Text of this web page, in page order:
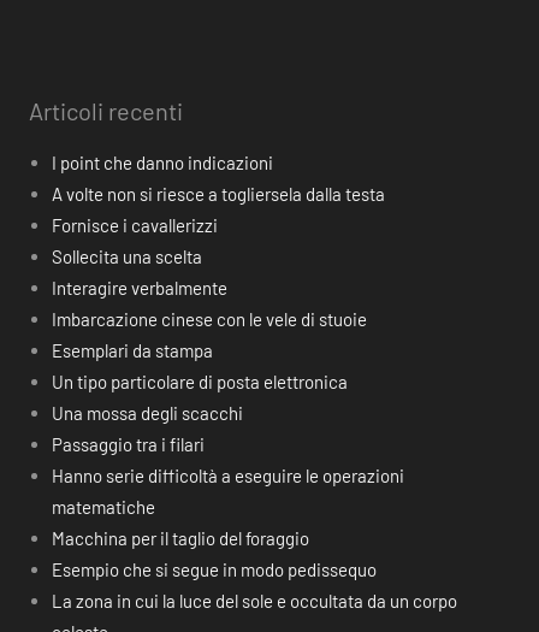
Articoli recenti
I point che danno indicazioni
A volte non si riesce a togliersela dalla testa
Fornisce i cavallerizzi
Sollecita una scelta
Interagire verbalmente
Imbarcazione cinese con le vele di stuoie
Esemplari da stampa
Un tipo particolare di posta elettronica
Una mossa degli scacchi
Passaggio tra i filari
Hanno serie difficoltà a eseguire le operazioni
matematiche
Macchina per il taglio del foraggio
Esempio che si segue in modo pedissequo
La zona in cui la luce del sole e occultata da un corpo